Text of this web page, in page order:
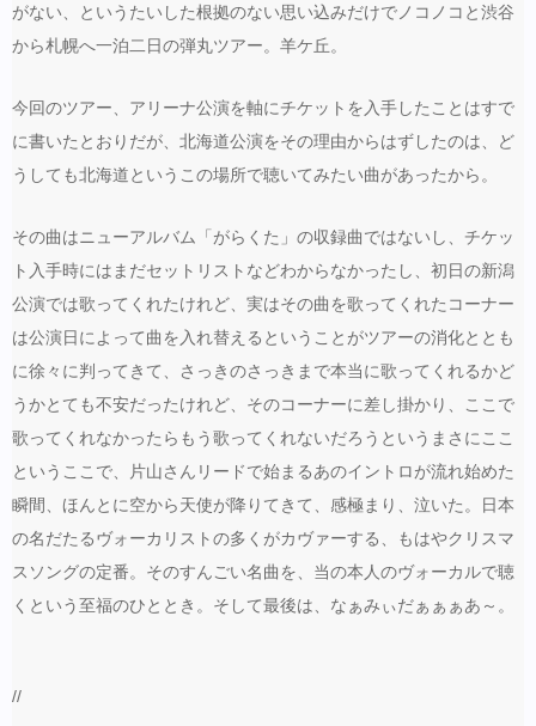
がない、というたいした根拠のない思い込みだけでノコノコと渋谷
から札幌へ一泊二日の弾丸ツアー。羊ケ丘。
今回のツアー、アリーナ公演を軸にチケットを入手したことはすで
に書いたとおりだが、北海道公演をその理由からはずしたのは、ど
うしても北海道というこの場所で聴いてみたい曲があったから。
その曲はニューアルバム「がらくた」の収録曲ではないし、チケッ
ト入手時にはまだセットリストなどわからなかったし、初日の新潟
公演では歌ってくれたけれど、実はその曲を歌ってくれたコーナー
は公演日によって曲を入れ替えるということがツアーの消化ととも
に徐々に判ってきて、さっきのさっきまで本当に歌ってくれるかど
うかとても不安だったけれど、そのコーナーに差し掛かり、ここで
歌ってくれなかったらもう歌ってくれないだろうというまさにここ
というここで、片山さんリードで始まるあのイントロが流れ始めた
瞬間、ほんとに空から天使が降りてきて、感極まり、泣いた。日本
の名だたるヴォーカリストの多くがカヴァーする、もはやクリスマ
スソングの定番。そのすんごい名曲を、当の本人のヴォーカルで聴
くという至福のひととき。そして最後は、なぁみぃだぁぁぁあ～。
//